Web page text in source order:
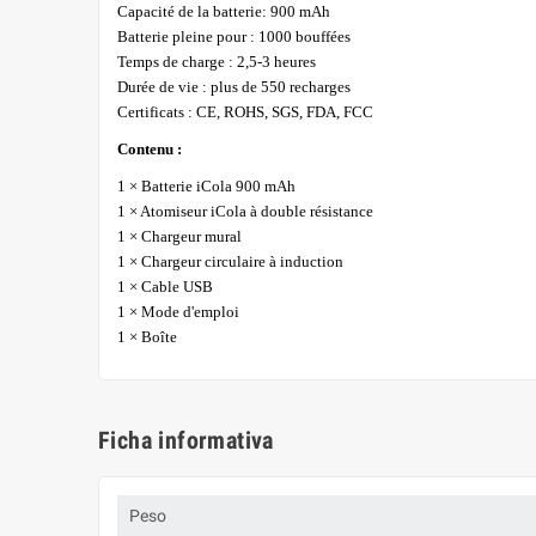
Capacité de la batterie: 900 mAh
Batterie pleine pour : 1000 bouffées
Temps de charge : 2,5-3 heures
Durée de vie : plus de 550 recharges
Certificats : CE, ROHS, SGS, FDA, FCC
Contenu :
1 × Batterie iCola 900 mAh
1 × Atomiseur iCola à double résistance
1 × Chargeur mural
1 × Chargeur circulaire à induction
1 × Cable USB
1 × Mode d'emploi
1 × Boîte
Ficha informativa
Peso